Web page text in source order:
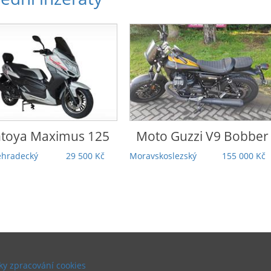
GuzziV9 Bobber
155 000 Kč
HondaRebel 1100 DCT
Touring | 5 000 km |
Záruka | TOP stav |
zpracování cookies